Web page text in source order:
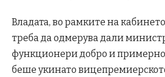
Владата, во рамките на
треба да одмерува дали
функционери добро и примерно
беше укинато